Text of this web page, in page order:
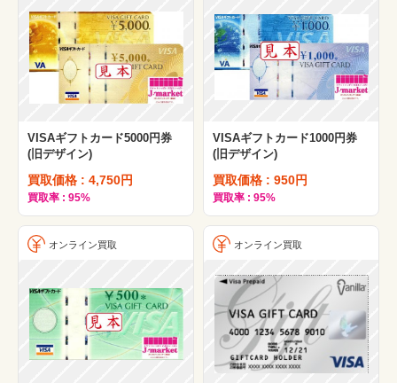
VISAギフトカード5000円券
(旧デザイン)
買取価格 : 4,750円
買取率 : 95%
VISAギフトカード1000円券
(旧デザイン)
買取価格 : 950円
買取率 : 95%
オンライン買取 オンライン買取